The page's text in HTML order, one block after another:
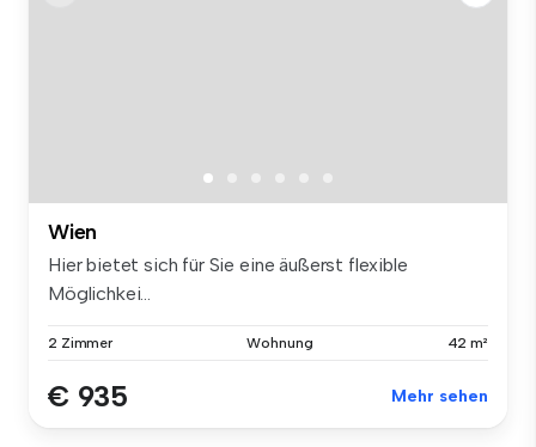
Wien
Hier bietet sich für Sie eine äußerst flexible
Möglichkei...
2 Zimmer Wohnung 42 m²
€ 935 Mehr sehen